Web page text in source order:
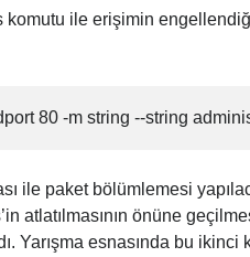
komutu ile erişimin
80 -m string --string
ile paket bölümlemesi
atlatılmasının önüne
Yarışma esnasında bu ikinci